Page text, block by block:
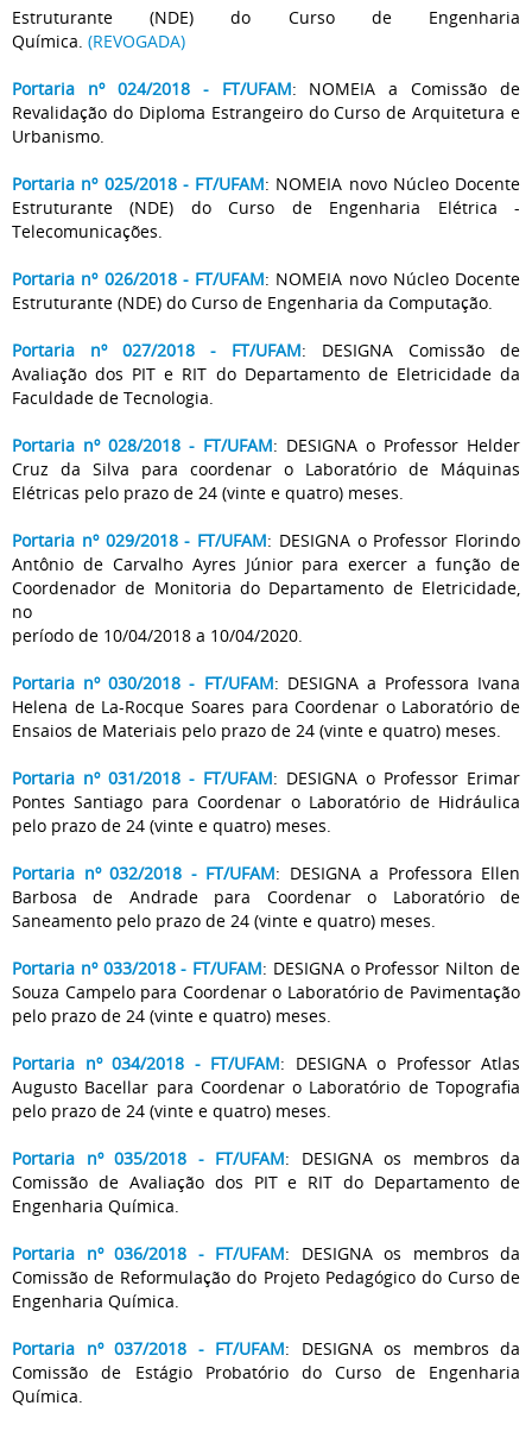
Estruturante (NDE) do Curso de Engenharia
Química. (REVOGADA)
Portaria nº 024/2018 - FT/UFAM: NOMEIA a Comissão de
Revalidação do Diploma Estrangeiro do Curso de Arquitetura e
Urbanismo.
Portaria nº 025/2018 - FT/UFAM: NOMEIA novo Núcleo Docente
Estruturante (NDE) do Curso de Engenharia Elétrica -
Telecomunicações.
Portaria nº 026/2018 - FT/UFAM: NOMEIA novo Núcleo Docente
Estruturante (NDE) do Curso de Engenharia da Computação.
Portaria nº 027/2018 - FT/UFAM: DESIGNA Comissão de
Avaliação dos PIT e RIT do Departamento de Eletricidade da
Faculdade de Tecnologia.
Portaria nº 028/2018 - FT/UFAM: DESIGNA o Professor Helder
Cruz da Silva para coordenar o Laboratório de Máquinas
Elétricas pelo prazo de 24 (vinte e quatro) meses.
Portaria nº 029/2018 - FT/UFAM: DESIGNA o Professor Florindo
Antônio de Carvalho Ayres Júnior para exercer a função de
Coordenador de Monitoria do Departamento de Eletricidade,
no
período de 10/04/2018 a 10/04/2020.
Portaria nº 030/2018 - FT/UFAM: DESIGNA a Professora Ivana
Helena de La-Rocque Soares para Coordenar o Laboratório de
Ensaios de Materiais pelo prazo de 24 (vinte e quatro) meses.
Portaria nº 031/2018 - FT/UFAM: DESIGNA o Professor Erimar
Pontes Santiago para Coordenar o Laboratório de Hidráulica
pelo prazo de 24 (vinte e quatro) meses.
Portaria nº 032/2018 - FT/UFAM: DESIGNA a Professora Ellen
Barbosa de Andrade para Coordenar o Laboratório de
Saneamento pelo prazo de 24 (vinte e quatro) meses.
Portaria nº 033/2018 - FT/UFAM: DESIGNA o Professor Nilton de
Souza Campelo para Coordenar o Laboratório de Pavimentação
pelo prazo de 24 (vinte e quatro) meses.
Portaria nº 034/2018 - FT/UFAM: DESIGNA o Professor Atlas
Augusto Bacellar para Coordenar o Laboratório de Topografia
pelo prazo de 24 (vinte e quatro) meses.
Portaria nº 035/2018 - FT/UFAM: DESIGNA os membros da
Comissão de Avaliação dos PIT e RIT do Departamento de
Engenharia Química.
Portaria nº 036/2018 - FT/UFAM: DESIGNA os membros da
Comissão de Reformulação do Projeto Pedagógico do Curso de
Engenharia Química.
Portaria nº 037/2018 - FT/UFAM: DESIGNA os membros da
Comissão de Estágio Probatório do Curso de Engenharia
Química.